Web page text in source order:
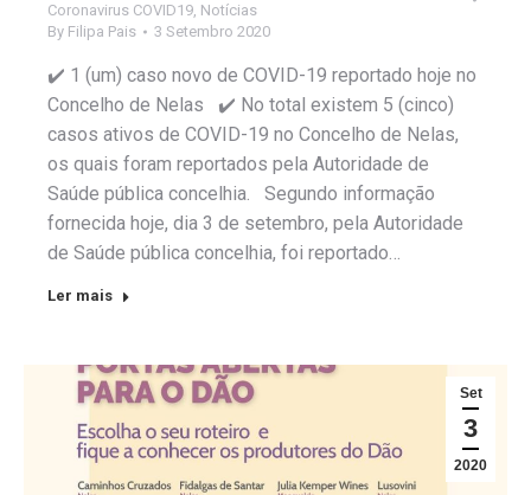
Coronavirus COVID19, Notícias
By Filipa Pais 3 Setembro 2020
✔️ 1 (um) caso novo de COVID-19 reportado hoje no
Concelho de Nelas ✔️ No total existem 5 (cinco)
casos ativos de COVID-19 no Concelho de Nelas,
os quais foram reportados pela Autoridade de
Saúde pública concelhia. Segundo informação
fornecida hoje, dia 3 de setembro, pela Autoridade
de Saúde pública concelhia, foi reportado…
Ler mais
Set
3
2020